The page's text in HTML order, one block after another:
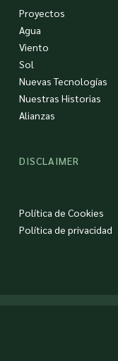
Proyectos
Agua
Viento
Sol
Nuevas Tecnologías
Nuestras Historias
Alianzas
DISCLAIMER
Política de Cookies
Política de privacidad